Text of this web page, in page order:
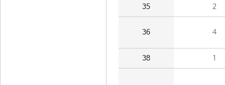
35 2
36 4
38 1